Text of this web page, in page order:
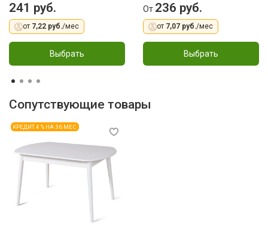
241 руб.
от 7,22 руб./мес
Выбрать
От 236 руб.
от 7,07 руб./мес
Выбрать
Сопутствующие товары
КРЕДИТ 4 % НА 36 МЕС